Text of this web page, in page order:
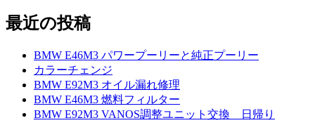
最近の投稿
BMW E46M3 パワープーリーと純正プーリー
カラーチェンジ
BMW E92M3 オイル漏れ修理
BMW E46M3 燃料フィルター
BMW E92M3 VANOS調整ユニット交換 日帰り